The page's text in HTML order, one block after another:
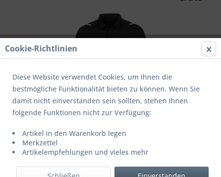
UVP: 44,99 € *
Menge
Stückpreis
Grundpreis
bis9 31,40 € * 31,40 € * / 1 Stück
Cookie-Richtlinien
Diese Website verwendet Cookies, um Ihnen die
bestmögliche Funktionalität bieten zu können. Wenn Sie
damit nicht einverstanden sein sollten, stehen Ihnen
folgende Funktionen nicht zur Verfügung:
Artikel in den Warenkorb legen
Merkzettel
Artikelempfehlungen und vieles mehr